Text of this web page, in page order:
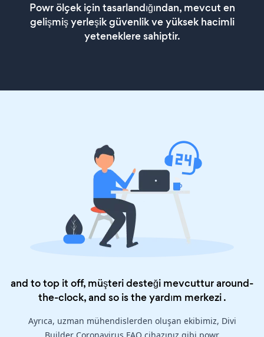
Powr ölçek için tasarlandığından, mevcut en
gelişmiş yerleşik güvenlik ve yüksek hacimli
yeteneklere sahiptir.
and to top it off, müşteri desteği mevcuttur around-
the-clock, and so is theyardım merkezi.
Ayrıca, uzman mühendislerden oluşan ekibimiz, Divi